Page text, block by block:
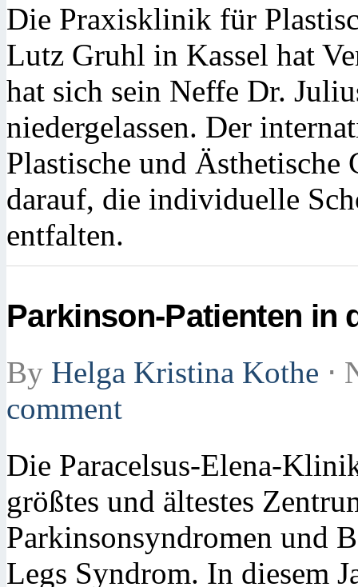
Die Praxisklinik für
Lutz Gruhl in Kassel hat
hat sich sein Neffe Dr.
niedergelassen. Der
Plastische und
darauf, die individuelle
entfalten.
Parkinson-Patienten in
By Helga Kristina Kothe ⋅
comment
Die Paracelsus-Elena-
größtes und ältestes
Parkinsonsyndromen und
Legs Syndrom. In diesem